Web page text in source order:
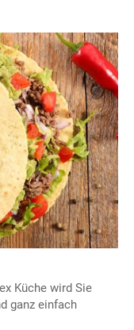
Küche wird Sie
ganz einfach